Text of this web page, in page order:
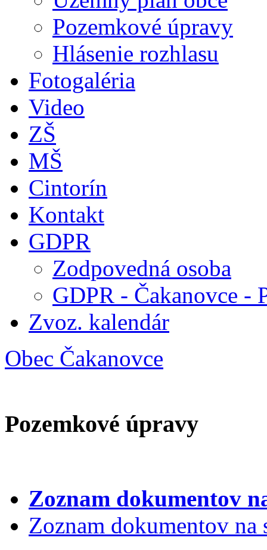
Pozemkové úpravy
Hlásenie rozhlasu
Fotogaléria
Video
ZŠ
MŠ
Cintorín
Kontakt
GDPR
Zodpovedná osoba
GDPR - Čakanovce -
Zvoz. kalendár
Obec Čakanovce
Pozemkové úpravy
Zoznam dokumentov
Zoznam dokumentov